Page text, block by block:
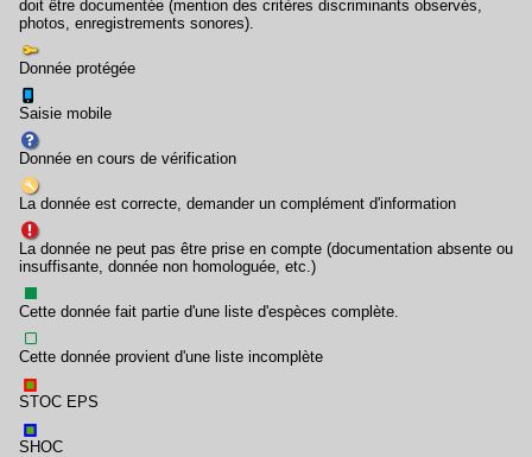
doit être documentée (mention des critères discriminants observés,
photos, enregistrements sonores).
Donnée protégée
Saisie mobile
Donnée en cours de vérification
La donnée est correcte, demander un complément d'information
La donnée ne peut pas être prise en compte (documentation absente ou
insuffisante, donnée non homologuée, etc.)
Cette donnée fait partie d'une liste d'espèces complète.
Cette donnée provient d'une liste incomplète
STOC EPS
SHOC